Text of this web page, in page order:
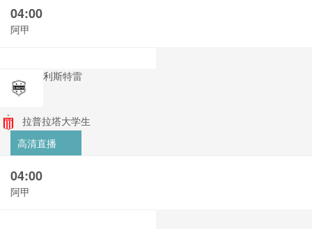
04:00
阿甲
利斯特雷
拉普拉塔大学生
高清直播
04:00
阿甲